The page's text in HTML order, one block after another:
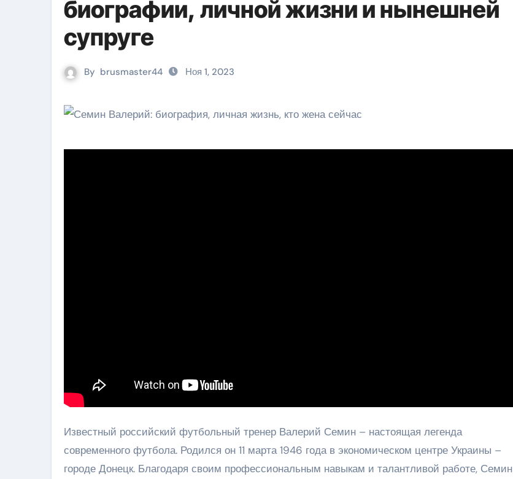
биографии, личной жизни и нынешней
супруге
By brusmaster44 Ноя 1, 2023
Известный российский футбольный тренер Валерий Семин – настоящая легенда
современного футбола. Родился он 11 марта 1946 года в экономическом центре Украины –
городе Донецк. Благодаря своим профессиональным навыкам и талантливой работе, Семин